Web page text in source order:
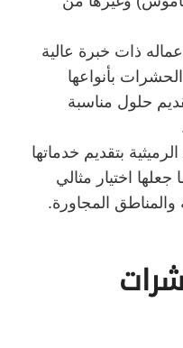
ذات خبرة عالية
بأنواعها
حلول مناسبة
بتقديم خدماتها
جعلها اختيار مثالي
والمناطق المجاورة.